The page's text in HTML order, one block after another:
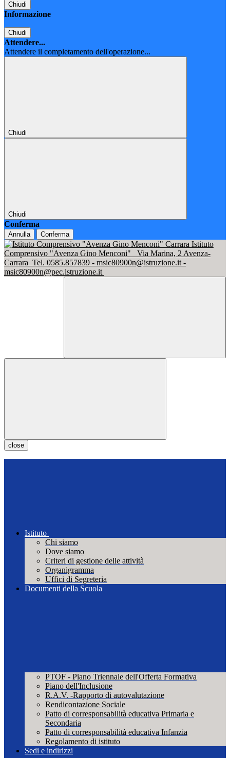
Chiudi
Informazione
Chiudi
Attendere...
Attendere il completamento dell'operazione...
Chiudi
Chiudi
Conferma
Annulla Conferma
Istituto
Comprensivo "Avenza Gino Menconi"
Via Marina, 2 Avenza-
Carrara Tel. 0585.857839 - msic80900n@istruzione.it -
msic80900n@pec.istruzione.it
close
Istituto
Chi siamo
Dove siamo
Criteri di gestione delle attività
Organigramma
Uffici di Segreteria
Documenti della Scuola
PTOF - Piano Triennale dell'Offerta Formativa
Piano dell'Inclusione
R.A.V. -Rapporto di autovalutazione
Rendicontazione Sociale
Patto di corresponsabilità educativa Primaria e
Secondaria
Patto di corresponsabilità educativa Infanzia
Regolamento di istituto
Sedi e indirizzi